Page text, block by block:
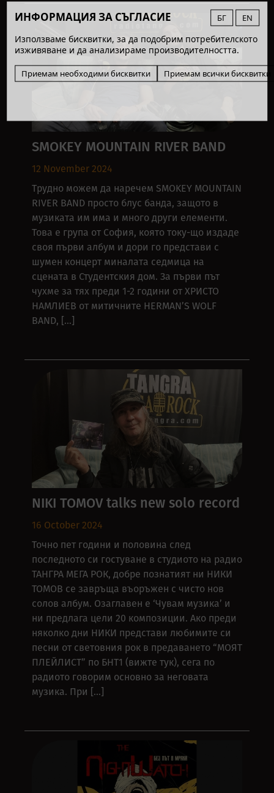
ИНФОРМАЦИЯ ЗА СЪГЛАСИЕ БГ EN
Използваме бисквитки, за да подобрим потребителското
изживяване и да анализираме производителността.
Приемам необходими бисквитки Приемам всички бисквитки
SMOKEY MOUNTAIN RIVER BAND
12 November 2024
Трудно можем да наречем SMOKEY MOUNTAIN
RIVER BAND просто блус банда, защото в
музиката им има и много други елементи.
Това е група от София, която току-що издаде
своя първи албум и дори го представи с
шумен концерт миналата седмица на
сцената в Студентския дом. За първи път
чухме за тях преди 1-2 години от ХРИСТО
НАМЛИЕВ от митичните HERMAN’S WOLF
BAND, […]
NIKI TOMOV talks new solo record
16 October 2024
Точно пет години и половина след
последното си гостуване в студиото на радио
ТАНГРА МЕГА РОК, добре познатият ни НИКИ
ТОМОВ се завръща въоръжен с чисто нов
солов албум. Озаглавен е ‘Чувам музика’ и
ни предлага цели 20 композиции. Ако преди
няколко дни НИКИ представи любимите си
песни от световния рок в предаването “МОЯТ
ПЛЕЙЛИСТ” по БНТ1 (вижте тук), сега по
радиото говорим основно за неговата
музика. При […]